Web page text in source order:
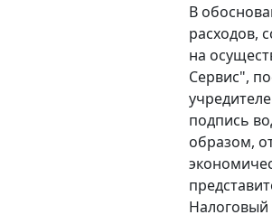
В
расходов,
на
Сервис",
подпись
образом,
Налоговый